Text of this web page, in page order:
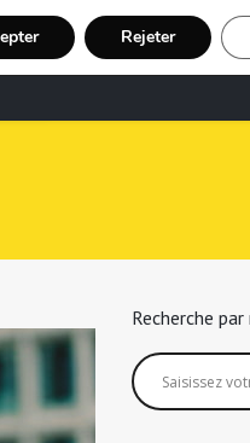
Recherche Chauffeur
Recherche
Rejeter